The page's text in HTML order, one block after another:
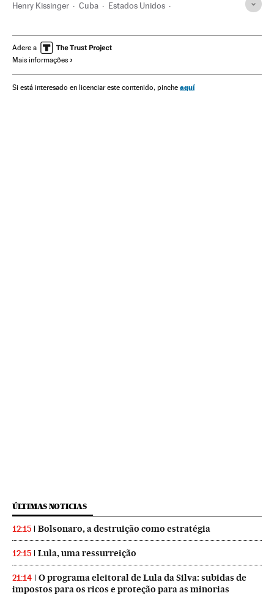
Henry Kissinger Cuba Estados Unidos
Adere a
Mais informações
Si está interesado en licenciar este contenido, pinche aquí
ÚLTIMAS NOTICIAS
12:15 Bolsonaro, a destruição como estratégia
12:15 Lula, uma ressurreição
21:14
O programa eleitoral de Lula da Silva: subidas de
impostos para os ricos e proteção para as minorias